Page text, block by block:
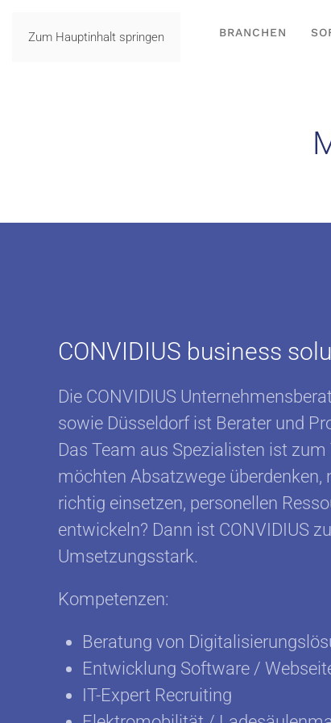
Zum Hauptinhalt springen BRANCHEN
CONVIDIUS business
Die CONVIDIUS
sowie Düsseldorf ist Berater und
Das Team aus Spezialisten ist
möchten Absatzwege überdenken,
richtig einsetzen, personellen
entwickeln? Dann ist CONVIDIUS
Umsetzungsstark.
Kompetenzen:
Beratung von
Entwicklung Software /
IT-Expert Recruiting